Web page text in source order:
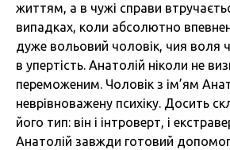
життям, а в чужі справи
випадках, коли абсолютно
дуже вольовий чоловік, чия воля
в упертість. Анатолій ніколи не
переможеним. Чоловік з ім’ям
неврівноважену психіку. Досить
його тип: він і інтроверт, і
Анатолій завжди готовий